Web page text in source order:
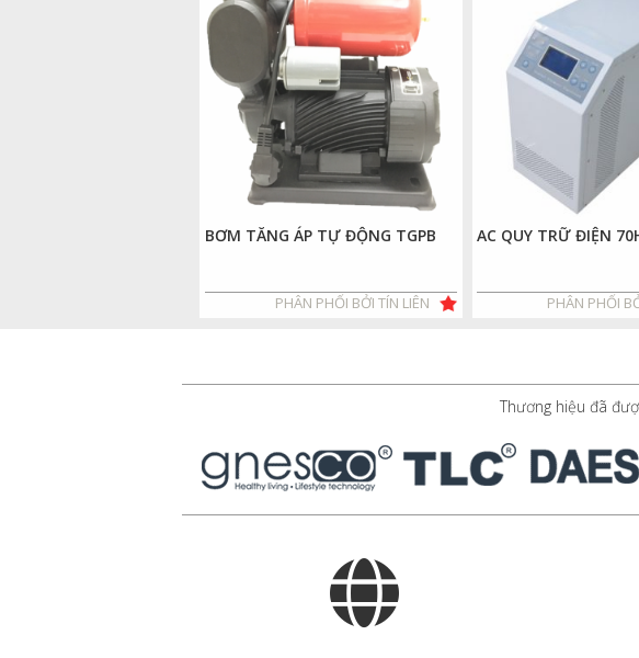
BƠM TĂNG ÁP TỰ ĐỘNG TGPB
PHÂN PHỐI BỞI TÍN LIÊN
AC QUY TRỮ ĐIỆN
PHÂN PHỐI
Thương hiệu đã